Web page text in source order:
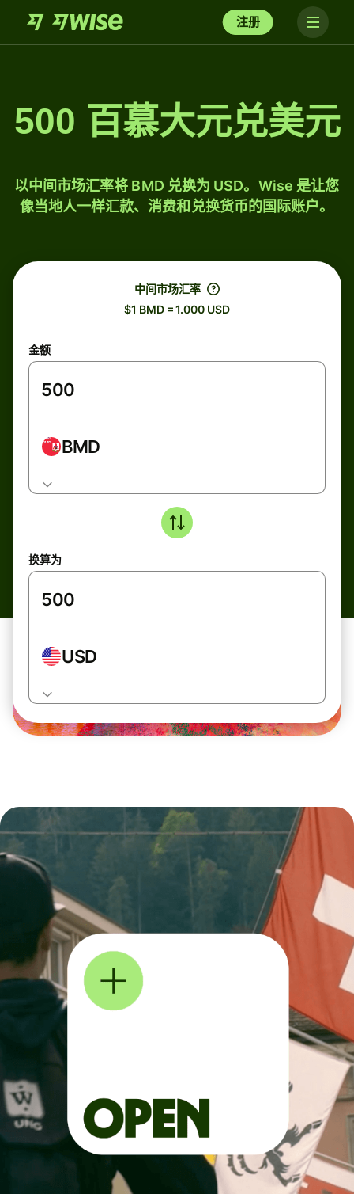
注册
500 百慕大元兑美元
以中间市场汇率将 BMD 兑换为 USD。Wise 是让您
像当地人一样汇款、消费和兑换货币的国际账户。
中间市场汇率
$1 BMD = 1.000 USD
金额
BMD
换算为
USD